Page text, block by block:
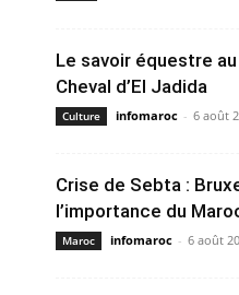
Le savoir équestre
Cheval d’El Jadida
Culture infomaroc - 6 août
Crise de Sebta :
l’importance du
Maroc infomaroc - 6 août